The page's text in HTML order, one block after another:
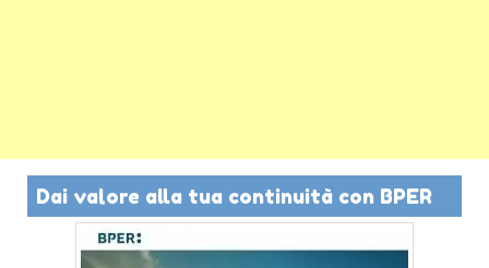
Dai valore alla tua continuità con BPER